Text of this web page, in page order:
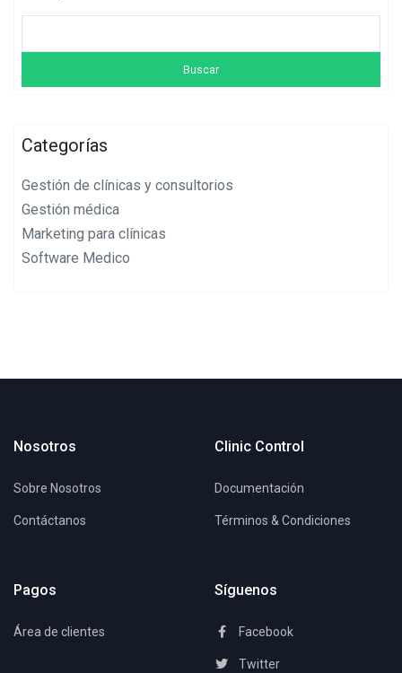
Categorías
Gestión de clínicas y consultorios
Gestión médica
Marketing para clínicas
Software Medico
Nosotros
Sobre Nosotros
Contáctanos
Clinic Control
Documentación
Términos & Condiciones
Pagos
Área de clientes
Síguenos
Facebook
Twitter